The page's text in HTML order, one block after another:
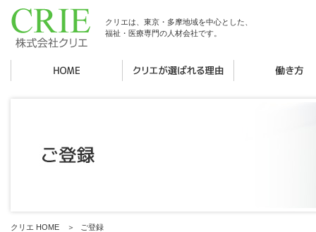
クリエは、東京・多摩地域を中心とした、
福祉・医療専門の人材会社です。
クリエ HOME ＞ ご登録